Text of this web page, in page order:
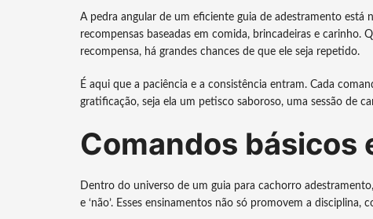
A pedra angular de um eficiente guia de adestramento está
recompensas baseadas em comida, brincadeiras e
recompensa, há grandes chances de que ele seja repetido.
É aqui que a paciência e a consistência entram. Cada
gratificação, seja ela um petisco saboroso, uma sessão de
Comandos básicos
Dentro do universo de um guia para cachorro adestramento,
e ‘não’. Esses ensinamentos não só promovem a